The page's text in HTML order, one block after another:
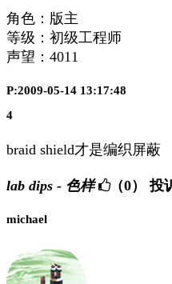
角色：版主
等级：初级工程师
声望： 4011
P:2009-05-14 13:17:48
4
braid shield才是编织屏蔽
lab dips - 色样 （0） 投
michael